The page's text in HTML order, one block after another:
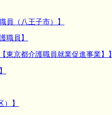
（八王子市）】
職員】
京都介護職員就業促進事業】】
】